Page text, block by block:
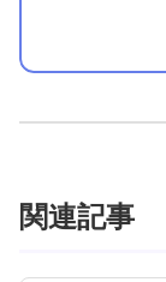
関連記事